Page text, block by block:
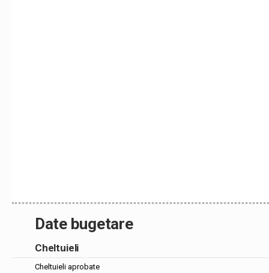
Date bugetare
Cheltuieli
Cheltuieli aprobate